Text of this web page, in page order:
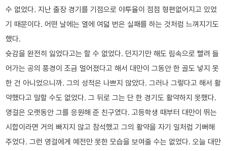
수 없었다. 지난 출장 경기를 기점으로 야투율이 점점 형편없어지고 있었
기 때문이다. 어떤 날에는 열에 여덟 번은 실패를 하는 것처럼 느껴지기도
했다.
슛감을 완전히 잃었다고는 할 수 없었다. 던지기만 해도 림속으로 빨려 들
어가는 공의 풍경이 조금 멀어졌다고 해서 대만이 그동안 한 골도 넣지 못
한 건 아니었으니까. 그의 성적은 나쁘지 않았다. 그러나 그렇다고 해서 활
약했다고 말할 수도 없었다. 그 뒤로 그는 단 한 경기도 활약하지 못했다.
영걸은 오랫동안 그를 응원해 준 친구였다. 고등학생 때부터 대만이 뛰는
시합이라면 거의 빠지지 않고 참석했고 그의 활약을 자기 일처럼 기뻐해
주었다. 그런 영걸에게 예전만 못한 모습을 보여줄 수는 없었다. 오늘 대만